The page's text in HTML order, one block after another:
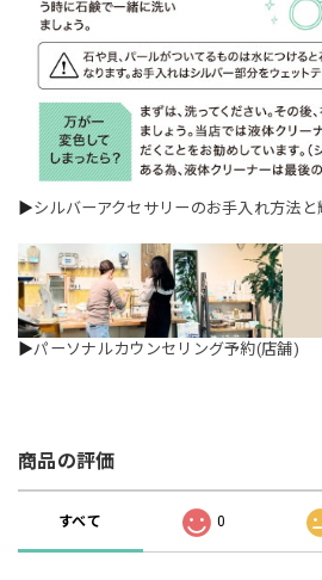
▶シルバーアクセサリーのお手入れ方法
▶パーソナルカウンセリング予約(店舗)
商品の評価
すべて 0